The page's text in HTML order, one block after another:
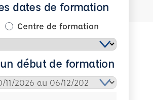
dates de formation
Centre de formation
début de formation